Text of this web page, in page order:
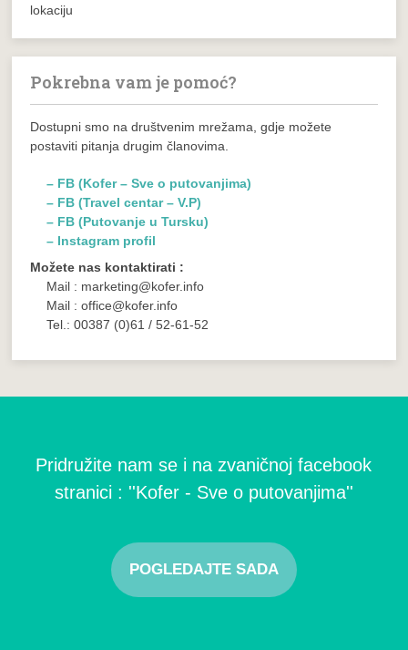
lokaciju
Pokrebna vam je pomoć?
Dostupni smo na društvenim mrežama, gdje možete
postaviti pitanja drugim članovima.
– FB (Kofer – Sve o putovanjima)
– FB (Travel centar – V.P)
– FB (Putovanje u Tursku)
– Instagram profil
Možete nas kontaktirati :
Mail : marketing@kofer.info
Mail : office@kofer.info
Tel.: 00387 (0)61 / 52-61-52
Pridružite nam se i na zvaničnoj facebook
stranici : ''Kofer - Sve o putovanjima''
POGLEDAJTE SADA